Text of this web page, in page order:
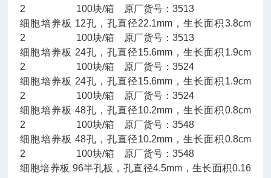
2 100块/箱 原厂货号：3513
细胞培养板 12孔，孔直径22.1mm，生长面积3.8cm
2 100块/箱 原厂货号：3513
细胞培养板 24孔，孔直径15.6mm，生长面积1.9cm
2 100块/箱 原厂货号：3524
细胞培养板 24孔，孔直径15.6mm，生长面积1.9cm
2 100块/箱 原厂货号：3524
细胞培养板 48孔，孔直径10.2mm，生长面积0.8cm
2 100块/箱 原厂货号：3548
细胞培养板 48孔，孔直径10.2mm，生长面积0.8cm
2 100块/箱 原厂货号：3548
细胞培养板 96半孔板，孔直径4.5mm，生长面积0.16